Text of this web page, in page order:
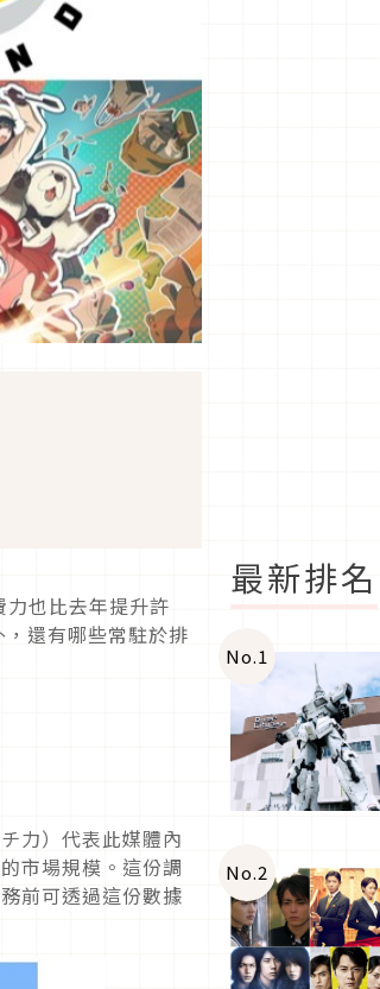
也比去年提升許
還有哪些常駐於排
力）代表此媒體內
市場規模。這份調
前可透過這份數據
最新排名
No.1
No.2